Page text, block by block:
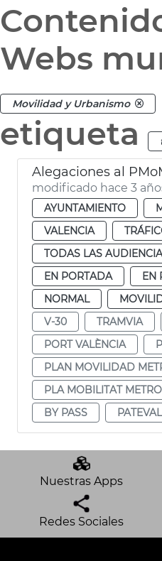
Webs
Movilidad y Urbanismo
etiqueta
Alegaciones al
modificado hace 3
AYUNTAMIENTO
VALENCIA
TODAS LAS
EN PORTADA
EN
NORMAL
V-30
TRAMVIA
PORT VALÈNCIA
PLAN MOVILIDAD
PLA MOBILITAT
BY PASS
PATEVAL
Nuestras Apps
Redes Sociales